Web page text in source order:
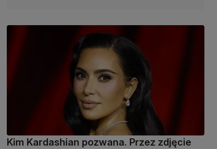
Kim Kardashian pozwana. Przez zdjęcie